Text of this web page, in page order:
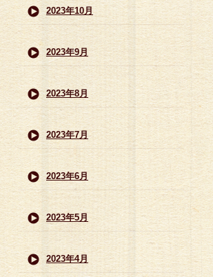
2023年10月
2023年9月
2023年8月
2023年7月
2023年6月
2023年5月
2023年4月